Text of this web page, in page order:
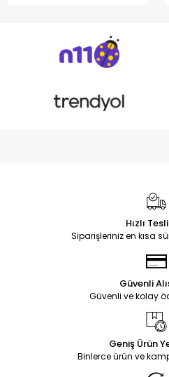
Hızlı
Siparişleriniz en kısa
Güvenli
Güvenli ve kolay
Geniş Ürün
Binlerce ürün ve